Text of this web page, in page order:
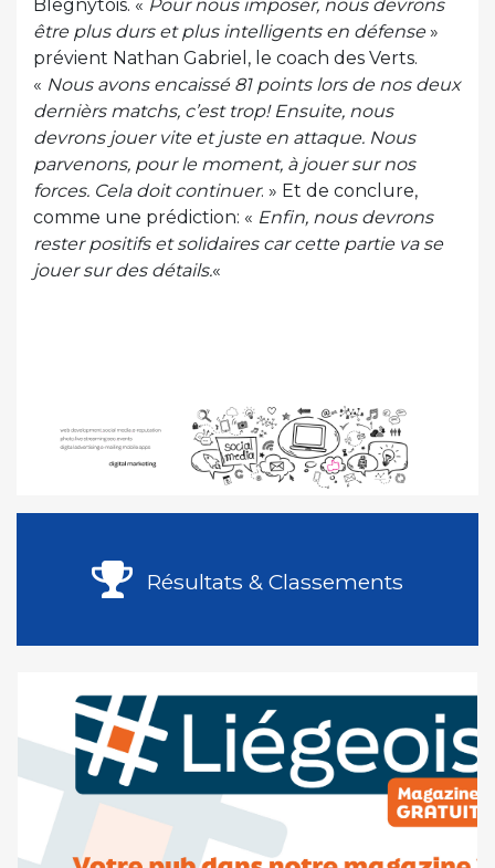
Blegnytois. « Pour nous imposer, nous devrons
être plus durs et plus intelligents en défense»
prévient Nathan Gabriel, le coach des Verts.
« Nous avons encaissé 81 points lors de nos deux
dernièrs matchs, c’est trop! Ensuite, nous
devrons jouer vite et juste en attaque. Nous
parvenons, pour le moment, à jouer sur nos
forces. Cela doit continuer. » Et de conclure,
comme une prédiction: « Enfin, nous devrons
rester positifs et solidaires car cette partie va se
jouer sur des détails.«
Résultats & Classements